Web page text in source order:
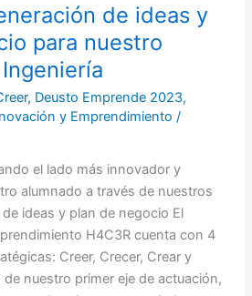
de ideas y
para nuestro
, Deusto Emprende 2023,
y Emprendimiento /
el lado más innovador y
alumnado a través de nuestros
ideas y plan de negocio El
H4C3R cuenta con 4
Creer, Crecer, Crear y
nuestro primer eje de actuación,